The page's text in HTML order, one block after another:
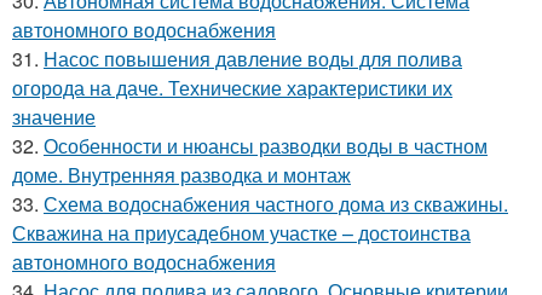
автономного водоснабжения
31. Насос повышения давление воды для полива
огорода на даче. Технические характеристики их
значение
32. Особенности и нюансы разводки воды в частном
доме. Внутренняя разводка и монтаж
33. Схема водоснабжения частного дома из скважины.
Скважина на приусадебном участке – достоинства
автономного водоснабжения